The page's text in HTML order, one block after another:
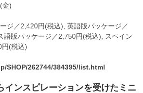
金)
ジ／2,420円(税込), 英語版パッケージ／
語版パッケージ／2,750円(税込), スペイン
円(税込)
SHOP/262744/384395/list.html
インスピレーションを受けたミニ